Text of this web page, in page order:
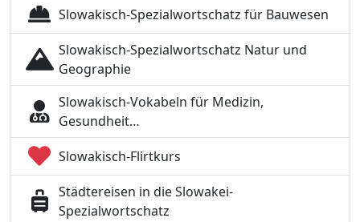
Slowakisch-Spezialwortschatz für Bauwesen
Slowakisch-Spezialwortschatz Natur und
Geographie
Slowakisch-Vokabeln für Medizin,
Gesundheit…
Slowakisch-Flirtkurs
Städtereisen in die Slowakei-
Spezialwortschatz